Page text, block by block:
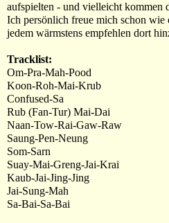
aufspielten - und vielleicht kommen
Ich persönlich freue mich schon
jedem wärmstens empfehlen dort
Tracklist:
Om-Pra-Mah-Pood
Koon-Roh-Mai-Krub
Confused-Sa
Rub (Fan-Tur) Mai-Dai
Naan-Tow-Rai-Gaw-Raw
Saung-Pen-Neung
Som-Sarn
Suay-Mai-Greng-Jai-Krai
Kaub-Jai-Jing-Jing
Jai-Sung-Mah
Sa-Bai-Sa-Bai